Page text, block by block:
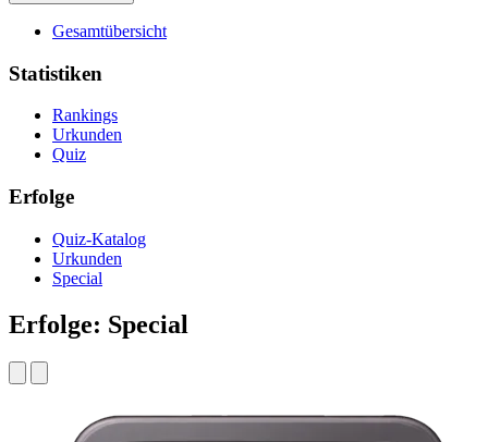
Gesamtübersicht
Statistiken
Rankings
Urkunden
Quiz
Erfolge
Quiz-Katalog
Urkunden
Special
Erfolge: Special